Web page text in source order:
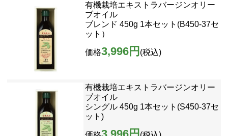
有機栽培エキストラバージンオリー
ブオイル
ブレンド 450g 1本セット(B450-37セ
ット）
価格3,996円 (税込)
有機栽培エキストラバージンオリー
ブオイル
シングル 450g 1本セット(S450-37セ
ット)